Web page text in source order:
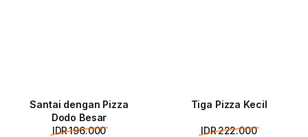
Santai dengan Pizza
Dodo Besar
IDR 196.000
Tiga Pizza Kecil
IDR 222.000